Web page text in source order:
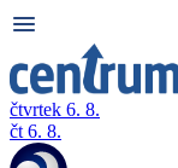
čtvrtek 6. 8.
čt 6. 8.